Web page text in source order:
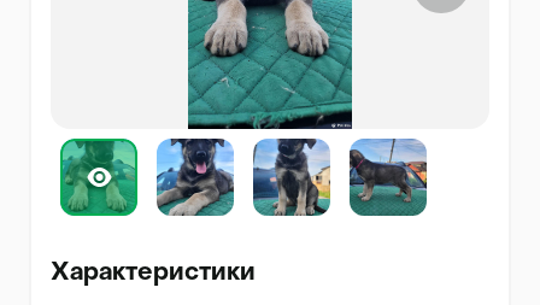
Характеристики